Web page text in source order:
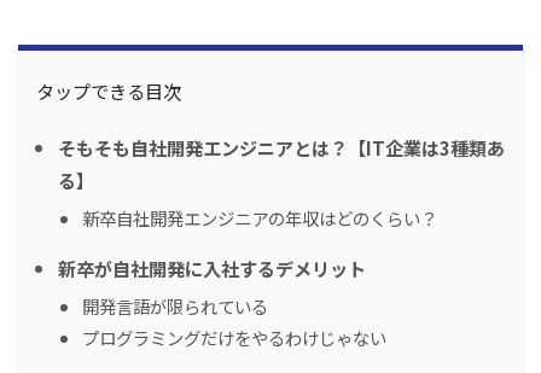
タップできる目次
そもそも自社開発エンジニアとは？【IT企業は3種類あ
る】
新卒自社開発エンジニアの年収はどのくらい？
新卒が自社開発に入社するデメリット
開発言語が限られている
プログラミングだけをやるわけじゃない